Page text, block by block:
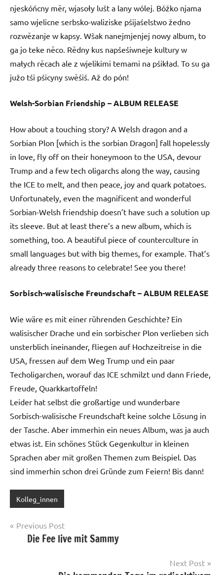
njeskóńcny měr, wjasoły lušt a lany wólej. Bóžko njama
samo wjelicne serbsko-waliziske pśijaśelstwo žedno
rozwězanje w kapsy. Wšak nanejmjenjej nowy album, to
ga jo teke něco. Rědny kus napśeśiwneje kultury w
małych rěcach ale z wjelikimi temami na pśikład. To su ga
južo tśi pśicyny swěśiś. Až do pón!
Welsh-Sorbian Friendship – ALBUM RELEASE
How about a touching story? A Welsh dragon and a
Sorbian Plon [which is the sorbian Dragon] fall hopelessly
in love, fly off on their honeymoon to the USA, devour
Trump and a few tech oligarchs along the way, causing
the ICE to melt, and then peace, joy and quark potatoes.
Unfortunately, even the magnificent and wonderful
Sorbian-Welsh friendship doesn’t have such a solution up
its sleeve. But at least there’s a new album, which is
something, too. A beautiful piece of counterculture in
small languages ​​but with big themes, for example. That’s
already three reasons to celebrate! See you there!
Sorbisch-walisische Freundschaft – ALBUM RELEASE
Wie wäre es mit einer rührenden Geschichte? Ein
walisischer Drache und ein sorbischer Plon verlieben sich
unsterblich ineinander, fliegen auf Hochzeitreise in die
USA, fressen auf dem Weg Trump und ein paar
Techoligarchen, worauf das ICE schmilzt und dann Friede,
Freude, Quarkkartoffeln!
Leider hat selbst die großartige und wunderbare
Sorbisch-walisische Freundschaft keine solche Lösung in
der Tasche. Aber immerhin ein neues Album, was ja auch
etwas ist. Ein schönes Stück Gegenkultur in kleinen
Sprachen aber mit großen Themen zum Beispiel. Das
sind immerhin schon drei Gründe zum Feiern! Bis dann!
Kolleg_innen
Post
navigation
Previous Post
Die Fee live mit Sammy
Next Post